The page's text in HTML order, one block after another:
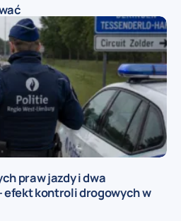
praw jazdy i dwa
efekt kontroli drogowych w